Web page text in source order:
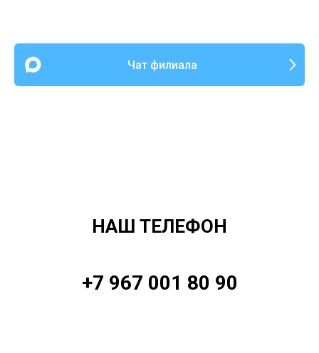
Чат филиала
НАШ ТЕЛЕФОН
+7 967 001 80 90